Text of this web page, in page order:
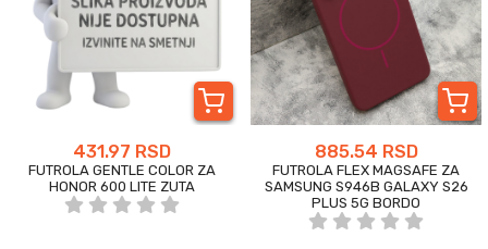
431.97 RSD
FUTROLA GENTLE COLOR ZA
HONOR 600 LITE ZUTA
885.54 RSD
FUTROLA FLEX MAGSAFE ZA
SAMSUNG S946B GALAXY S26
PLUS 5G BORDO